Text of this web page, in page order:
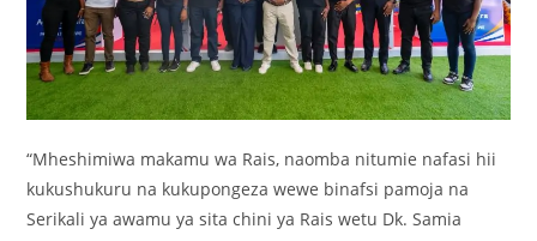
“Mheshimiwa makamu wa Rais, naomba nitumie nafasi hii
kukushukuru na kukupongeza wewe binafsi pamoja na
Serikali ya awamu ya sita chini ya Rais wetu Dk. Samia